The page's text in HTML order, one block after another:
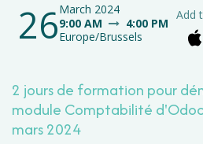
26March 2024
9:00 AM
4:00 PM
Europe/Brussels
Add
2 jours de formation pour
module Comptabilité
mars 2024